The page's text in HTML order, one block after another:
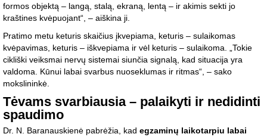
formos objektą – langą, stalą, ekraną, lentą – ir akimis sekti jo
kraštines kvėpuojant“, – aiškina ji.
Pratimo metu keturis skaičius įkvepiama, keturis – sulaikomas
kvėpavimas, keturis – iškvepiama ir vėl keturis – sulaikoma. „Tokie
cikliški veiksmai nervų sistemai siunčia signalą, kad situacija yra
valdoma. Kūnui labai svarbus nuoseklumas ir ritmas“, – sako
mokslininkė.
Tėvams svarbiausia – palaikyti ir nedidinti
spaudimo
Dr. N. Baranauskienė pabrėžia, kad egzaminų laikotarpiu labai